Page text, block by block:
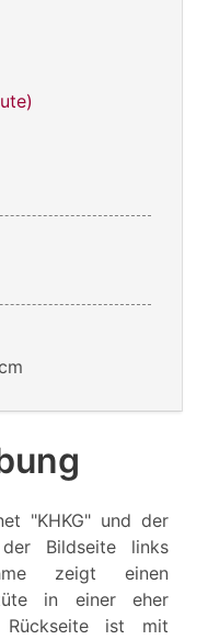
"KHKG" und der
Bildseite links
zeigt einen
in einer eher
Rückseite ist mit